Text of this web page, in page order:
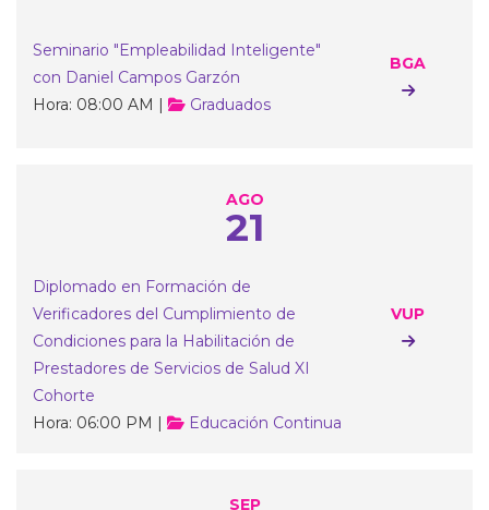
Seminario "Empleabilidad Inteligente"
con Daniel Campos Garzón
Hora: 08:00 AM |
Graduados
BGA
AGO
21
Diplomado en Formación de
Verificadores del Cumplimiento de
Condiciones para la Habilitación de
Prestadores de Servicios de Salud XI
Cohorte
Hora: 06:00 PM |
Educación Continua
VUP
SEP